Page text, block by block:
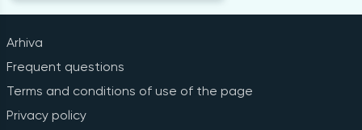
Arhiva
Frequent questions
Terms and conditions of use of the page
Privacy policy